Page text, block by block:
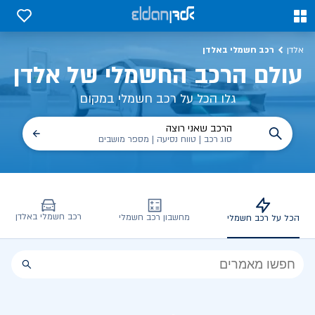
0
0
אלדן רכב חשמלי באלדן
עולם הרכב החשמלי של אלדן
גלו הכל על רכב חשמלי במקום
הרכב שאני רוצה
סוג רכב | טווח נסיעה | מספר מושבים
הכל על רכב חשמלי מחשבון רכב חשמלי רכב חשמלי באלדן
הכל
הכל על רכב חשמלי, שימושים, טכנולוגיה וכל מה שכדי לדעת | אלדן